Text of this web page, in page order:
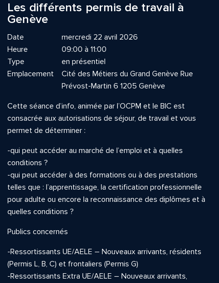
Les différents permis de travail à
Genève
Date
mercredi 22 avril 2026
Heure
09:00 à 11:00
Type
en présentiel
Emplacement
Cité des Métiers du Grand Genève Rue
Prévost-Martin 6 1205 Genève
Cette séance d’info, animée par l’OCPM et le BIC est
consacrée aux autorisations de séjour, de travail et vous
permet de déterminer :
-qui peut accéder au marché de l’emploi et à quelles
conditions ?
-qui peut accéder à des formations ou à des prestations
telles que : l’apprentissage, la certification professionnelle
pour adulte ou encore la reconnaissance des diplômes et à
quelles conditions ?
Publics concernés
-Ressortissants UE/AELE – Nouveaux arrivants, résidents
(Permis L, B, C) et frontaliers (Permis G)
-Ressortissants Extra UE/AELE – Nouveaux arrivants,